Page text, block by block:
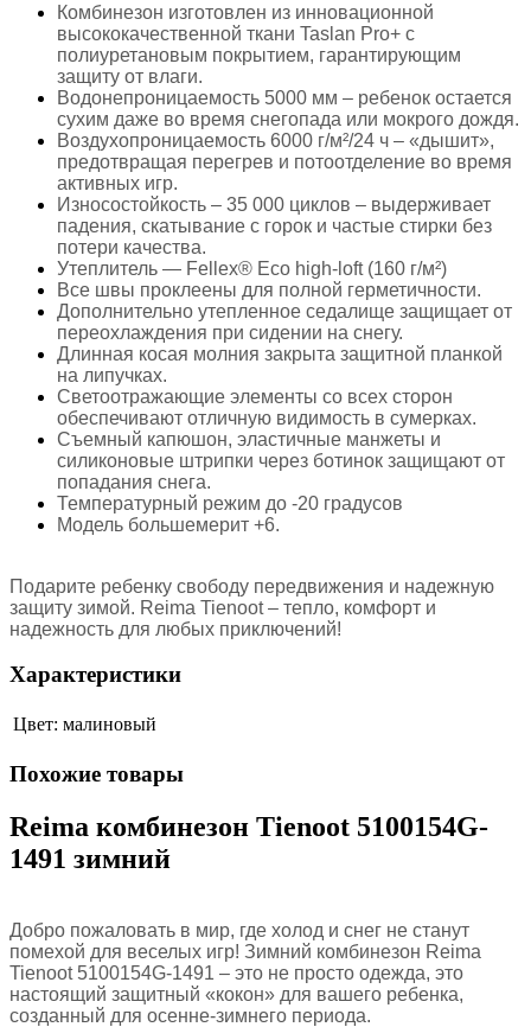
Комбинезон изготовлен из инновационной
высококачественной ткани Taslan Pro+ с
полиуретановым покрытием, гарантирующим
защиту от влаги.
Водонепроницаемость 5000 мм – ребенок остается
сухим даже во время снегопада или мокрого дождя.
Воздухопроницаемость 6000 г/м²/24 ч – «дышит»,
предотвращая перегрев и потоотделение во время
активных игр.
Износостойкость – 35 000 циклов – выдерживает
падения, скатывание с горок и частые стирки без
потери качества.
Утеплитель — Fellex® Eco high-loft (160 г/м²)
Все швы проклеены для полной герметичности.
Дополнительно утепленное седалище защищает от
переохлаждения при сидении на снегу.
Длинная косая молния закрыта защитной планкой
на липучках.
Светоотражающие элементы со всех сторон
обеспечивают отличную видимость в сумерках.
Съемный капюшон, эластичные манжеты и
силиконовые штрипки через ботинок защищают от
попадания снега.
Температурный режим до -20 градусов
Модель большемерит +6.
Подарите ребенку свободу передвижения и надежную
защиту зимой. Reima Tienoot – тепло, комфорт и
надежность для любых приключений!
Характеристики
Цвет: малиновый
Похожие товары
Reima комбинезон Tienoot 5100154G-
1491 зимний
Добро пожаловать в мир, где холод и снег не станут
помехой для веселых игр! Зимний комбинезон Reima
Tienoot 5100154G-1491 – это не просто одежда, это
настоящий защитный «кокон» для вашего ребенка,
созданный для осенне-зимнего периода.